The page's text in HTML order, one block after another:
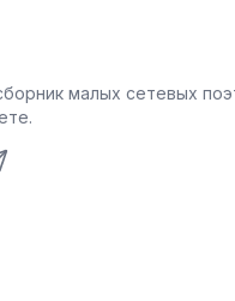
малых сетевых